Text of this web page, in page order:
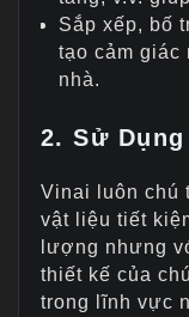
Sắp xếp, bố
tạo cảm giác
nhà.
2. Sử
Vinai luôn chú
vật liệu tiết
lượng nhưng
thiết kế của
trong lĩnh vực